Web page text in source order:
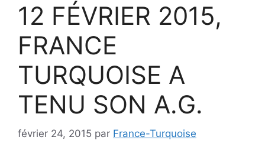
12 FÉVRIER 2015,
FRANCE
TURQUOISE A
TENU SON A.G.
février 24, 2015 par France-Turquoise